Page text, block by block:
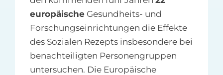
europäischeGesundheits- und
Forschungseinrichtungen die Effekte
des Sozialen Rezepts insbesondere bei
benachteiligten Personengruppen
untersuchen. Die Europäische